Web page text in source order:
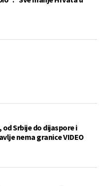
od Srbije do dijaspore i
nema granice VIDEO